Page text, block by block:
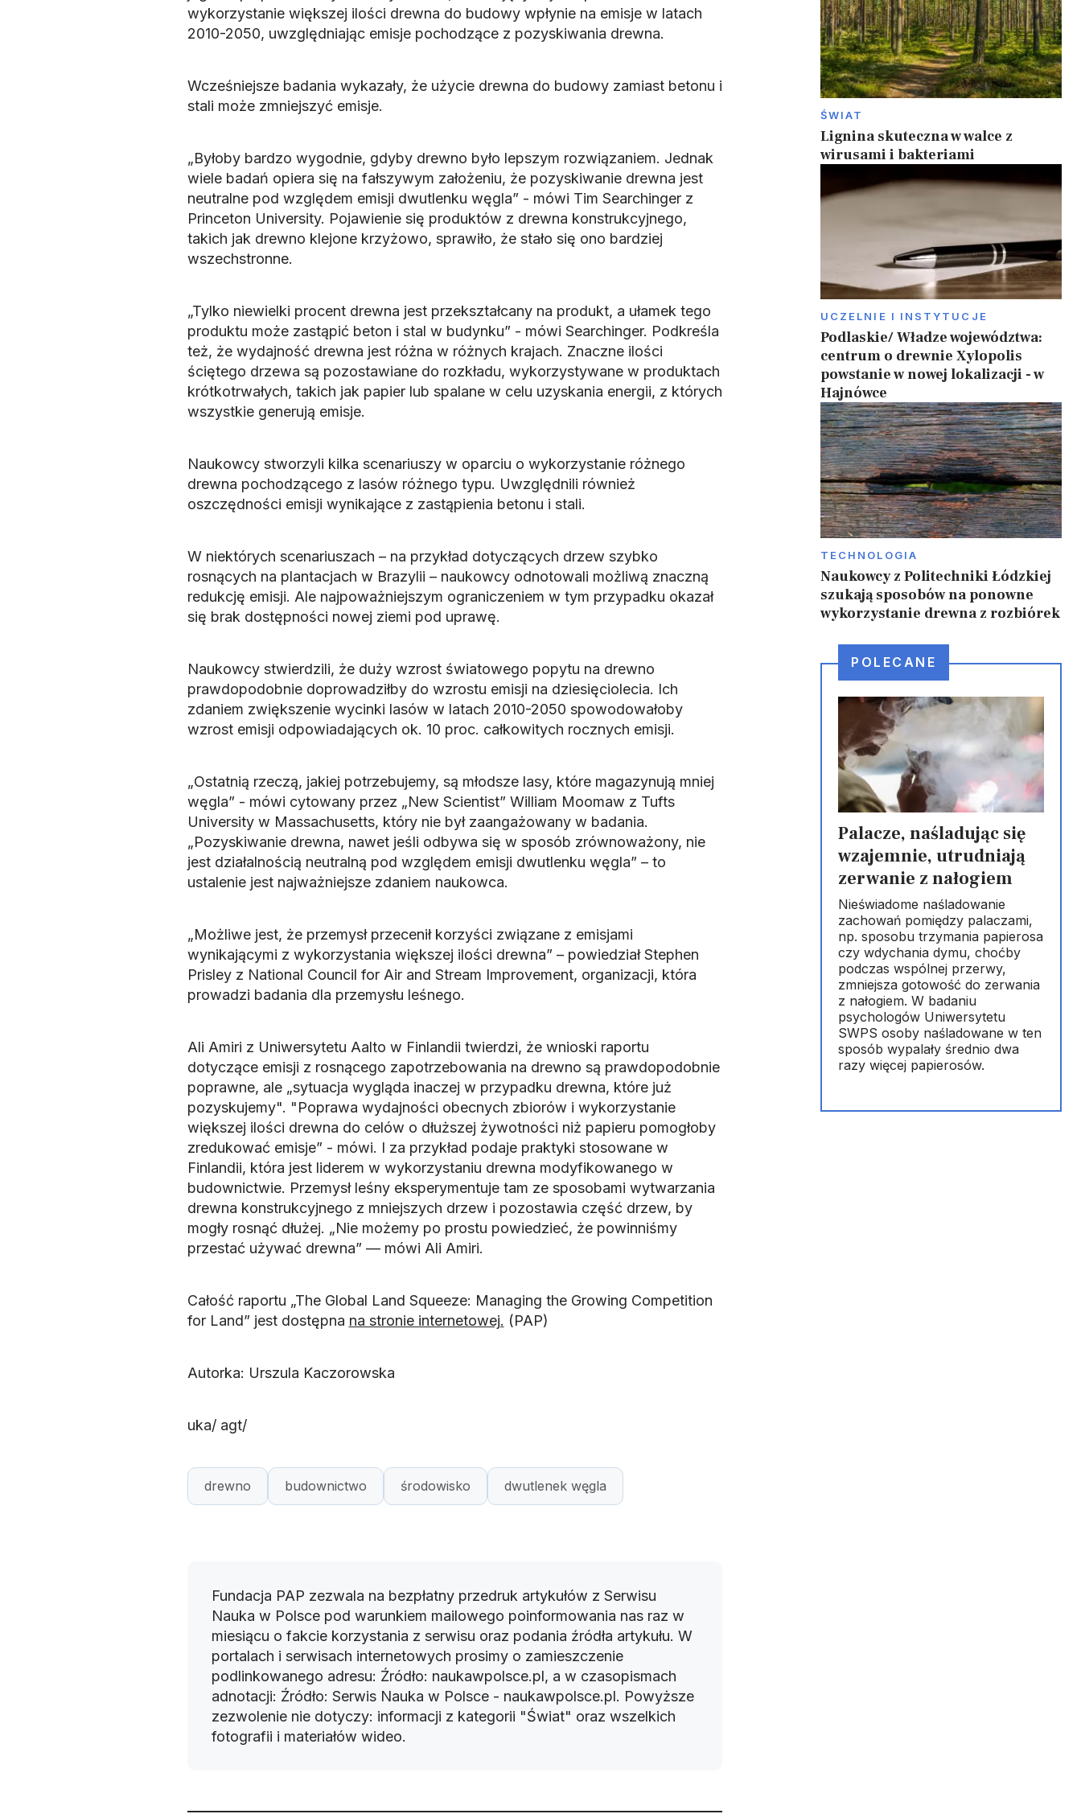
wykorzystanie większej ilości drewna do budowy wpłynie na emisje w latach
2010-2050, uwzględniając emisje pochodzące z pozyskiwania drewna.
Wcześniejsze badania wykazały, że użycie drewna do budowy zamiast betonu i
stali może zmniejszyć emisje.
„Byłoby bardzo wygodnie, gdyby drewno było lepszym rozwiązaniem. Jednak
wiele badań opiera się na fałszywym założeniu, że pozyskiwanie drewna jest
neutralne pod względem emisji dwutlenku węgla” - mówi Tim Searchinger z
Princeton University. Pojawienie się produktów z drewna konstrukcyjnego,
takich jak drewno klejone krzyżowo, sprawiło, że stało się ono bardziej
wszechstronne.
„Tylko niewielki procent drewna jest przekształcany na produkt, a ułamek tego
produktu może zastąpić beton i stal w budynku” - mówi Searchinger. Podkreśla
też, że wydajność drewna jest różna w różnych krajach. Znaczne ilości
ściętego drzewa są pozostawiane do rozkładu, wykorzystywane w produktach
krótkotrwałych, takich jak papier lub spalane w celu uzyskania energii, z których
wszystkie generują emisje.
Naukowcy stworzyli kilka scenariuszy w oparciu o wykorzystanie różnego
drewna pochodzącego z lasów różnego typu. Uwzględnili również
oszczędności emisji wynikające z zastąpienia betonu i stali.
W niektórych scenariuszach – na przykład dotyczących drzew szybko
rosnących na plantacjach w Brazylii – naukowcy odnotowali możliwą znaczną
redukcję emisji. Ale najpoważniejszym ograniczeniem w tym przypadku okazał
się brak dostępności nowej ziemi pod uprawę.
Naukowcy stwierdzili, że duży wzrost światowego popytu na drewno
prawdopodobnie doprowadziłby do wzrostu emisji na dziesięciolecia. Ich
zdaniem zwiększenie wycinki lasów w latach 2010-2050 spowodowałoby
wzrost emisji odpowiadających ok. 10 proc. całkowitych rocznych emisji.
„Ostatnią rzeczą, jakiej potrzebujemy, są młodsze lasy, które magazynują mniej
węgla” - mówi cytowany przez „New Scientist” William Moomaw z Tufts
University w Massachusetts, który nie był zaangażowany w badania.
„Pozyskiwanie drewna, nawet jeśli odbywa się w sposób zrównoważony, nie
jest działalnością neutralną pod względem emisji dwutlenku węgla” – to
ustalenie jest najważniejsze zdaniem naukowca.
„Możliwe jest, że przemysł przecenił korzyści związane z emisjami
wynikającymi z wykorzystania większej ilości drewna” – powiedział Stephen
Prisley z National Council for Air and Stream Improvement, organizacji, która
prowadzi badania dla przemysłu leśnego.
Ali Amiri z Uniwersytetu Aalto w Finlandii twierdzi, że wnioski raportu
dotyczące emisji z rosnącego zapotrzebowania na drewno są prawdopodobnie
poprawne, ale „sytuacja wygląda inaczej w przypadku drewna, które już
pozyskujemy". "Poprawa wydajności obecnych zbiorów i wykorzystanie
większej ilości drewna do celów o dłuższej żywotności niż papieru pomogłoby
zredukować emisje” - mówi. I za przykład podaje praktyki stosowane w
Finlandii, która jest liderem w wykorzystaniu drewna modyfikowanego w
budownictwie. Przemysł leśny eksperymentuje tam ze sposobami wytwarzania
drewna konstrukcyjnego z mniejszych drzew i pozostawia część drzew, by
mogły rosnąć dłużej. „Nie możemy po prostu powiedzieć, że powinniśmy
przestać używać drewna” — mówi Ali Amiri.
Całość raportu „The Global Land Squeeze: Managing the Growing Competition
for Land” jest dostępna na stronie internetowej. (PAP)
Autorka: Urszula Kaczorowska
uka/ agt/
drewno budownictwo środowisko dwutlenek węgla
Fundacja PAP zezwala na bezpłatny przedruk artykułów z Serwisu
Nauka w Polsce pod warunkiem mailowego poinformowania nas raz w
miesiącu o fakcie korzystania z serwisu oraz podania źródła artykułu. W
portalach i serwisach internetowych prosimy o zamieszczenie
podlinkowanego adresu: Źródło: naukawpolsce.pl, a w czasopismach
adnotacji: Źródło: Serwis Nauka w Polsce - naukawpolsce.pl. Powyższe
zezwolenie nie dotyczy: informacji z kategorii "Świat" oraz wszelkich
fotografii i materiałów wideo.
ŚWIAT
Lignina skuteczna w walce z
wirusami i bakteriami
UCZELNIE I INSTYTUCJE
Podlaskie/ Władze województwa:
centrum o drewnie Xylopolis
powstanie w nowej lokalizacji - w
Hajnówce
TECHNOLOGIA
Naukowcy z Politechniki Łódzkiej
szukają sposobów na ponowne
wykorzystanie drewna z rozbiórek
POLECANE
Palacze, naśladując się
wzajemnie, utrudniają
zerwanie z nałogiem
Nieświadome naśladowanie
zachowań pomiędzy palaczami,
np. sposobu trzymania papierosa
czy wdychania dymu, choćby
podczas wspólnej przerwy,
zmniejsza gotowość do zerwania
z nałogiem. W badaniu
psychologów Uniwersytetu
SWPS osoby naśladowane w ten
sposób wypalały średnio dwa
razy więcej papierosów.